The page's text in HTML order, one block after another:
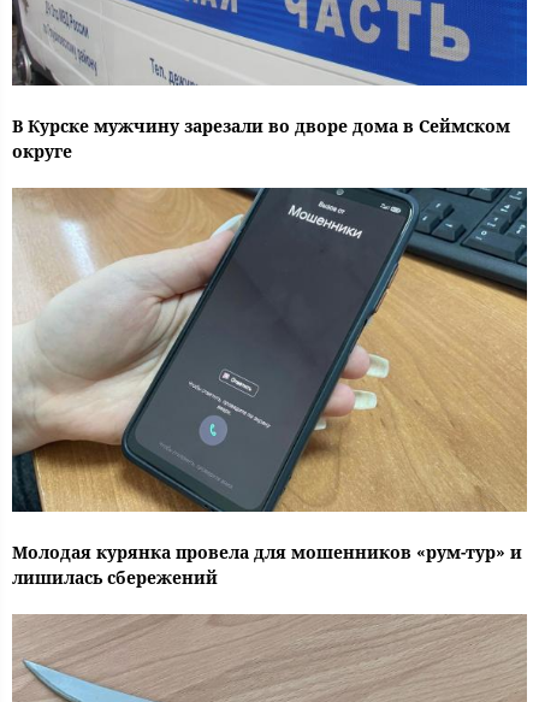
В Курске мужчину зарезали во дворе дома в Сеймском
округе
Молодая курянка провела для мошенников «рум-тур» и
лишилась сбережений